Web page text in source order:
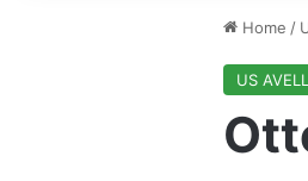
Home /
US